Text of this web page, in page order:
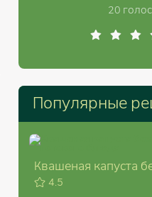
20
Популярные
Квашеная капуста
4.5